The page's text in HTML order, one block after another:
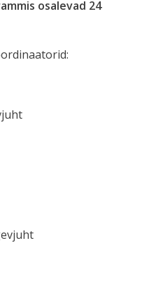
osalevad 24